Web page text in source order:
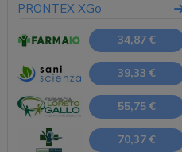
PRONTEX XGo
34,87 €
39,33 €
55,75 €
70,37 €